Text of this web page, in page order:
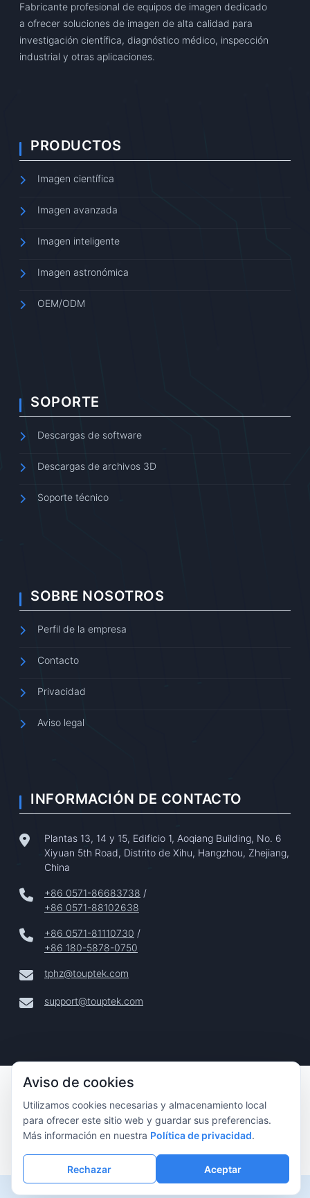
Fabricante profesional de equipos de imagen dedicado
a ofrecer soluciones de imagen de alta calidad para
investigación científica, diagnóstico médico, inspección
industrial y otras aplicaciones.
PRODUCTOS
Imagen científica
Imagen avanzada
Imagen inteligente
Imagen astronómica
OEM/ODM
SOPORTE
Descargas de software
Descargas de archivos 3D
Soporte técnico
SOBRE NOSOTROS
Perfil de la empresa
Contacto
Privacidad
Aviso legal
INFORMACIÓN DE CONTACTO
Plantas 13, 14 y 15, Edificio 1, Aoqiang Building, No. 6
Xiyuan 5th Road, Distrito de Xihu, Hangzhou, Zhejiang,
China
+86 0571-86683738 /
+86 0571-88102638
+86 0571-81110730 /
+86 180-5878-0750
tphz@touptek.com
support@touptek.com
Copyright © 2024–2026 Hangzhou ToupTek Photonics Co.,
Ltd. Todos Los Derechos Reservados |
Privacidad
|
Aviso Legal
Aviso de cookies
Utilizamos cookies necesarias y almacenamiento local
para ofrecer este sitio web y guardar sus preferencias.
Más información en nuestra Política de privacidad.
Rechazar Aceptar